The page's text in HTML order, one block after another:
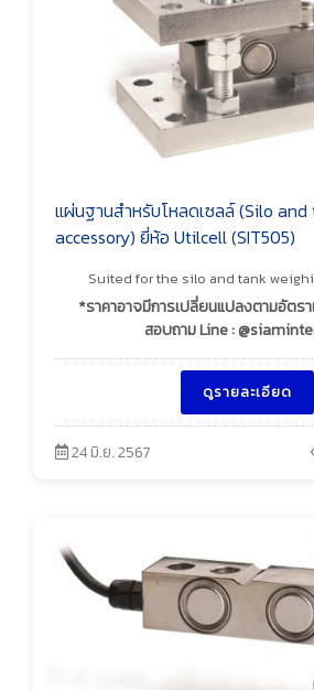
แผ่นฐานสำหรับโหลดเซลล์ (Silo
accessory) ยี่ห้อ Utilcell (SIT505)
Suited for the silo and tank
*ราคาอาจมีการเปลี่ยนแปลงตามอัตร
สอบถาม Line :
ดูรายละเอียด
24 มิ.ย. 2567